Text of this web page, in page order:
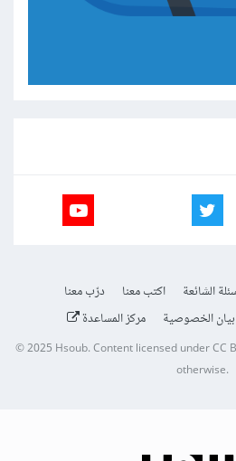
الشائعة اكتب معنا
درّب معنا
بيان الخصوصية مركز المساعدة
© 2025Hsoub.Content licensed underCC
otherwise.